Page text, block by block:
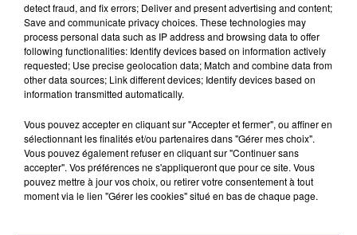
L'INSPECTION DU TRAVAIL RAPPELLE À
L'ORDRE SUR LES CONDITIONS DE...
s'est avéré être plus précoce que prévu,
l'inspection du Travail en profite pour rappeler
les conditions de...
TITRES DIFFUSÉS
detect fraud, and fix errors; Deliver and present advertising and content;
Save and communicate privacy choices. These technologies may
process personal data such as IP address and browsing data to offer
following functionalities: Identify devices based on information actively
requested; Use precise geolocation data; Match and combine data from
other data sources; Link different devices; Identify devices based on
information transmitted automatically.
Vous pouvez accepter en cliquant sur "Accepter et fermer", ou affiner en
sélectionnant les finalités et/ou partenaires dans "Gérer mes choix".
Vous pouvez également refuser en cliquant sur "Continuer sans
accepter". Vos préférences ne s'appliqueront que pour ce site. Vous
pouvez mettre à jour vos choix, ou retirer votre consentement à tout
moment via le lien "Gérer les cookies" situé en bas de chaque page.